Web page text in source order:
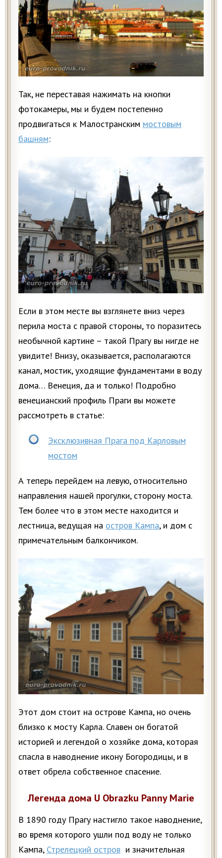
Так, не переставая нажимать на кнопки
фотокамеры, мы и будем постепенно
продвигаться к Малостранским мостовым
башням:
Если в этом месте вы взглянете вниз через
перила моста с правой стороны, то поразитесь
необычной картине – такой Прагу вы нигде не
увидите! Внизу, оказывается, располагаются
канал, мостик, уходящие фундаментами в воду
дома… Венеция, да и только! Подробно
венецианский профиль Праги вы можете
рассмотреть в статье:
Эксклюзивная Прага под Карловым
мостом
А теперь перейдем на левую, относительно
направления нашей прогулки, сторону моста.
Тем более что в этом месте находится и
лестница, ведущая на остров Кампа, и дом с
примечательным балкончиком.
Этот дом стоит на острове Кампа, но очень
близко к мосту Карла. Славен он богатой
историей и легендой о хозяйке дома, которая
спасла в наводнение икону Богородицы, и в
ответ обрела собственное спасение.
Легенда дома U Obrazku Panny Marie
В 1890 году Прагу настигло такое наводнение,
во время которого ушли под воду не только
Кампа, Стрелецкий остров и значительная